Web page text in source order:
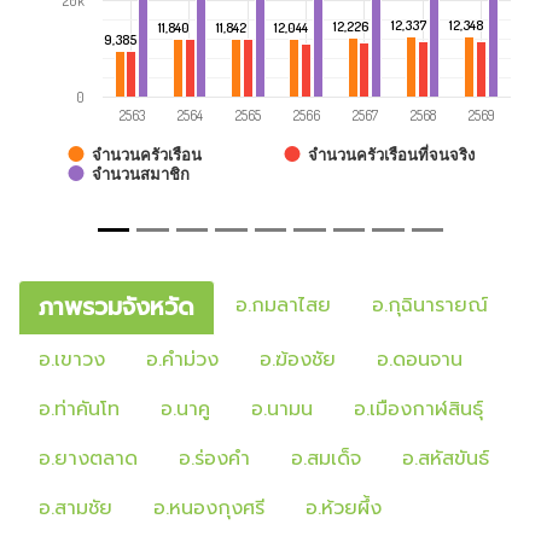
9,385
9,385
11,840
11,840 11,842
11,842 12,044
12,044 12,226
12,226 12,337
12,337 12,348
12,348
จำนวนครัวเรือน จำนวนครัวเรือนที่จนจริง
จำนวนสมาชิก
2563 2564 2565 2566 2567 2568 2569
0
ภาพรวมจังหวัด อ.กมลาไสย
อ.กุฉินารายณ์
อ.เขาวง
อ.คำม่วง อ.ฆ้องชัย
อ.ดอนจาน
อ.ท่าคันโท
อ.นาคู อ.นามน
อ.เมืองกาฬสินธุ์
อ.ยางตลาด
อ.ร่องคำ อ.สมเด็จ
อ.สหัสขันธ์
อ.สามชัย
อ.หนองกุงศรี
อ.ห้วยผึ้ง